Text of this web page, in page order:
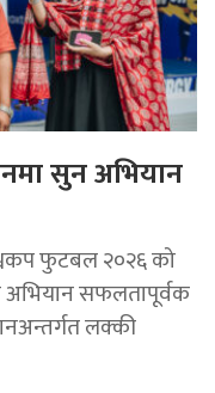
सुन अभियान
फुटबल २०२६ को
अभियान सफलतापूर्वक
लक्की